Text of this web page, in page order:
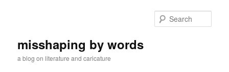
misshaping by words
a blog on literature and caricature